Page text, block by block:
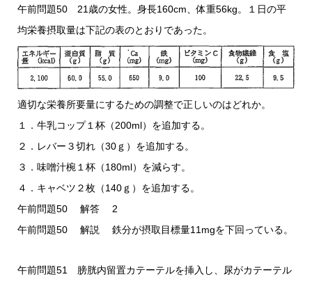
午前問題50 21歳の女性。身長160cm、体重56kg。１日の平
均栄養摂取量は下記の表のとおりであった。
適切な栄養所要量にするための調整で正しいのはどれか。
１．牛乳コップ１杯（200ml）を追加する。
２．レバー３切れ（30ｇ）を追加する。
３．味噌汁椀１杯（180ml）を減らす。
４．キャベツ２枚（140ｇ）を追加する。
午前問題50 解答 2
午前問題50 解説 鉄分が摂取目標量11mgを下回っている。
午前問題51 膀胱内留置カテーテルを挿入し、尿がカテーテル